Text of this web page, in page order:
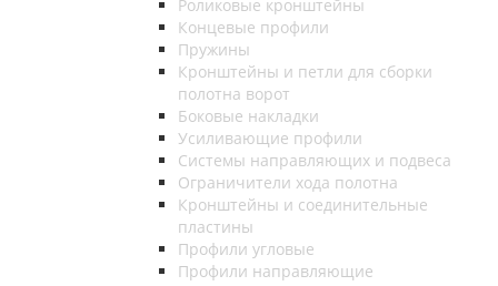
Роликовые кронштейны
Концевые профили
Пружины
Кронштейны и петли для сборки
полотна ворот
Боковые накладки
Усиливающие профили
Системы направляющих и подвеса
Ограничители хода полотна
Кронштейны и соединительные
пластины
Профили угловые
Профили направляющие